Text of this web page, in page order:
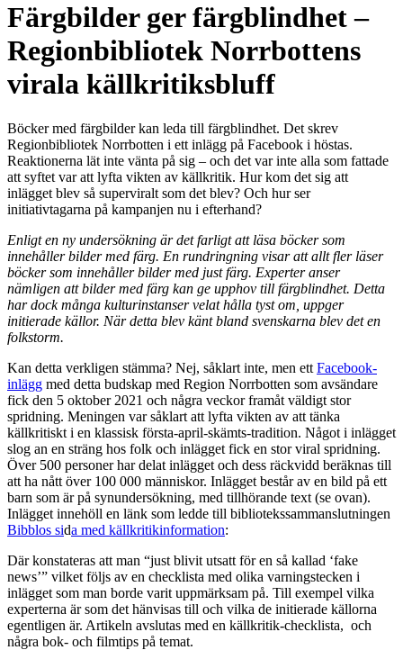
Färgbilder ger färgblindhet –
Regionbibliotek Norrbottens
virala källkritiksbluff
Böcker med färgbilder kan leda till färgblindhet. Det skrev
Regionbibliotek Norrbotten i ett inlägg på Facebook i höstas.
Reaktionerna lät inte vänta på sig – och det var inte alla som fattade
att syftet var att lyfta vikten av källkritik. Hur kom det sig att
inlägget blev så superviralt som det blev? Och hur ser
initiativtagarna på kampanjen nu i efterhand?
Enligt en ny undersökning är det farligt att läsa böcker som
innehåller bilder med färg. En rundringning visar att allt fler läser
böcker som innehåller bilder med just färg. Experter anser
nämligen att bilder med färg kan ge upphov till färgblindhet. Detta
har dock många kulturinstanser velat hålla tyst om, uppger
initierade källor. När detta blev känt bland svenskarna blev det en
folkstorm.
Kan detta verkligen stämma? Nej, såklart inte, men ett Facebook-
inlägg med detta budskap med Region Norrbotten som avsändare
fick den 5 oktober 2021 och några veckor framåt väldigt stor
spridning. Meningen var såklart att lyfta vikten av att tänka
källkritiskt i en klassisk första-april-skämts-tradition. Något i inlägget
slog an en sträng hos folk och inlägget fick en stor viral spridning.
Över 500 personer har delat inlägget och dess räckvidd beräknas till
att ha nått över 100 000 människor. Inlägget består av en bild på ett
barn som är på synundersökning, med tillhörande text (se ovan).
Inlägget innehöll en länk som ledde till bibliotekssammanslutningen
Bibblos sida med källkritikinformation:
Där konstateras att man “just blivit utsatt för en så kallad ‘fake
news’” vilket följs av en checklista med olika varningstecken i
inlägget som man borde varit uppmärksam på. Till exempel vilka
experterna är som det hänvisas till och vilka de initierade källorna
egentligen är. Artikeln avslutas med en källkritik-checklista, och
några bok- och filmtips på temat.